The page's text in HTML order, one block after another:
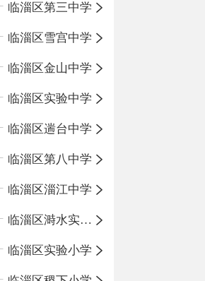
临淄区第三中学
临淄区雪宫中学
临淄区金山中学
临淄区实验中学
临淄区遄台中学
临淄区第八中学
临淄区淄江中学
临淄区溡水实验学校
临淄区实验小学